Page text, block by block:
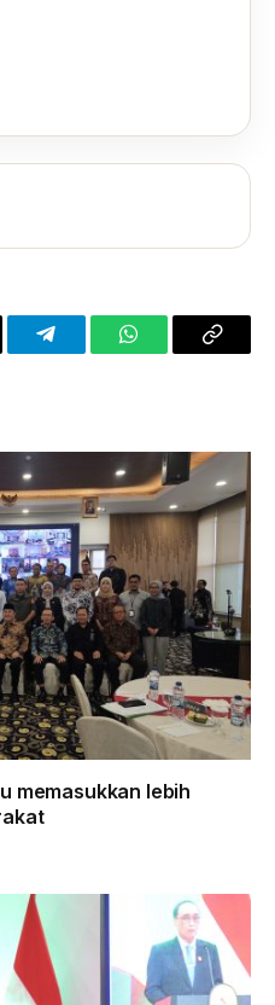
TelegramWhatsAppCopy
memasukkan lebih